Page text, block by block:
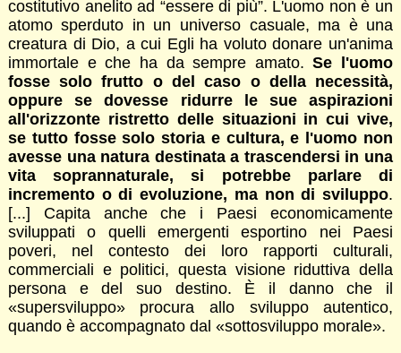
costitutivo anelito ad “essere di più”. L'uomo non è un
atomo sperduto in un universo casuale, ma è una
creatura di Dio, a cui Egli ha voluto donare un'anima
immortale e che ha da sempre amato.Se l'uomo
fosse solo frutto o del caso o della necessità,
oppure se dovesse ridurre le sue aspirazioni
all'orizzonte ristretto delle situazioni in cui vive,
se tutto fosse solo storia e cultura, e l'uomo non
avesse una natura destinata a trascendersi in una
vita soprannaturale, si potrebbe parlare di
incremento o di evoluzione, ma non di sviluppo.
[...] Capita anche che i Paesi economicamente
sviluppati o quelli emergenti esportino nei Paesi
poveri, nel contesto dei loro rapporti culturali,
commerciali e politici, questa visione riduttiva della
persona e del suo destino. È il danno che il
«supersviluppo» procura allo sviluppo autentico,
quando è accompagnato dal «sottosviluppo morale».